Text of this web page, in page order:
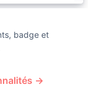
badge et
→